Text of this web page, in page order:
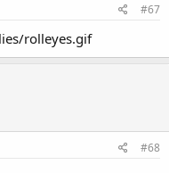
#67
rolleyes.gif
#68